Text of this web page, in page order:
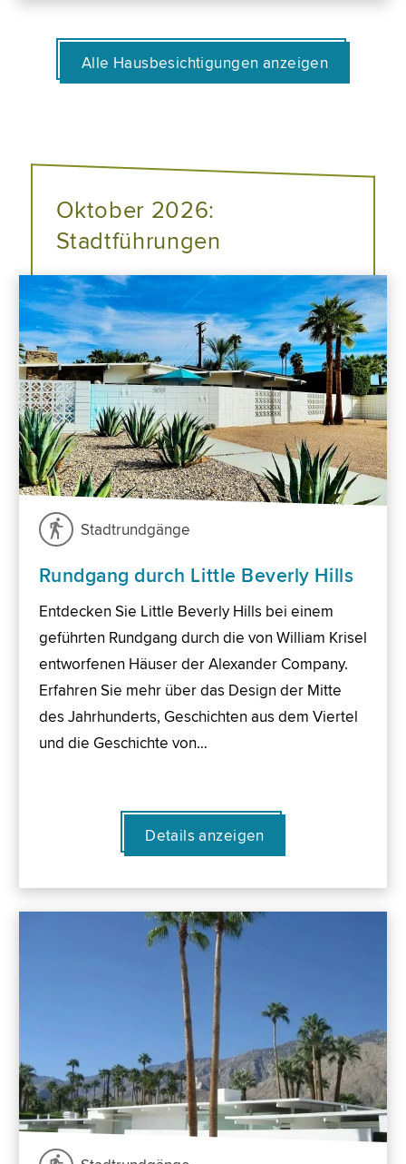
Alle Hausbesichtigungen anzeigen
Oktober 2026:
Stadtführungen
Stadtrundgänge
Rundgang durch Little Beverly Hills
Entdecken Sie Little Beverly Hills bei einem
geführten Rundgang durch die von William Krisel
entworfenen Häuser der Alexander Company.
Erfahren Sie mehr über das Design der Mitte
des Jahrhunderts, Geschichten aus dem Viertel
und die Geschichte von…
Details anzeigen